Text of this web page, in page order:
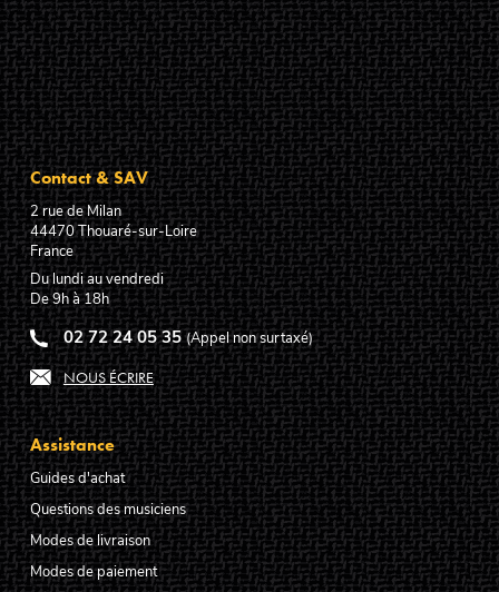
Contact & SAV
2 rue de Milan
44470Thouaré-sur-Loire
France
Du lundi au vendredi
De 9h à 18h
02 72 24 05 35 (Appel non surtaxé)
NOUS ÉCRIRE
Assistance
Guides d'achat
Questions des musiciens
Modes de livraison
Modes de paiement